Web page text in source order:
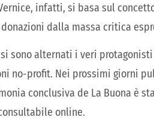
infatti, si basa sul
dalla massa critica
sono alternati i veri protagonisti
no-profit. Nei prossimi giorni
conclusiva de La Buona è
online.